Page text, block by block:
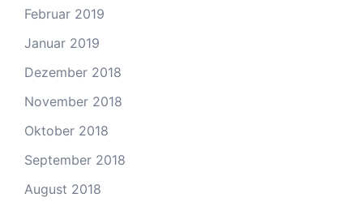
Februar 2019
Januar 2019
Dezember 2018
November 2018
Oktober 2018
September 2018
August 2018